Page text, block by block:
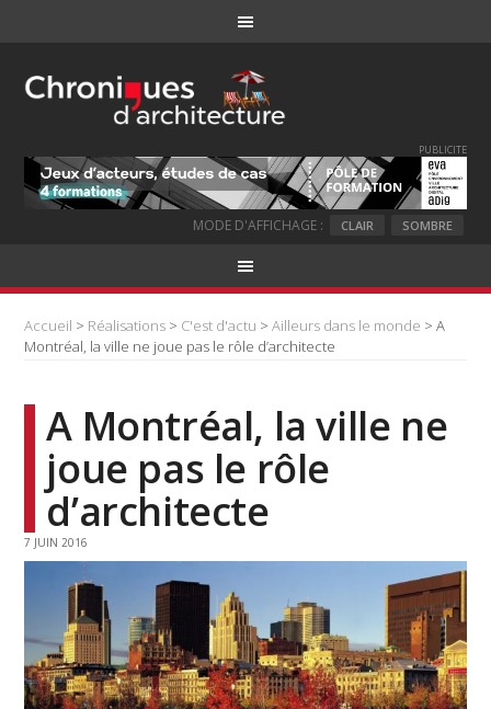
PUBLICITE
MODE D'AFFICHAGE : CLAIR SOMBRE
Accueil > Réalisations > C'est d'actu >Ailleurs dans le monde > A
Montréal, la ville ne joue pas le rôle d’architecte
A Montréal, la ville ne
joue pas le rôle
d’architecte
7 JUIN 2016